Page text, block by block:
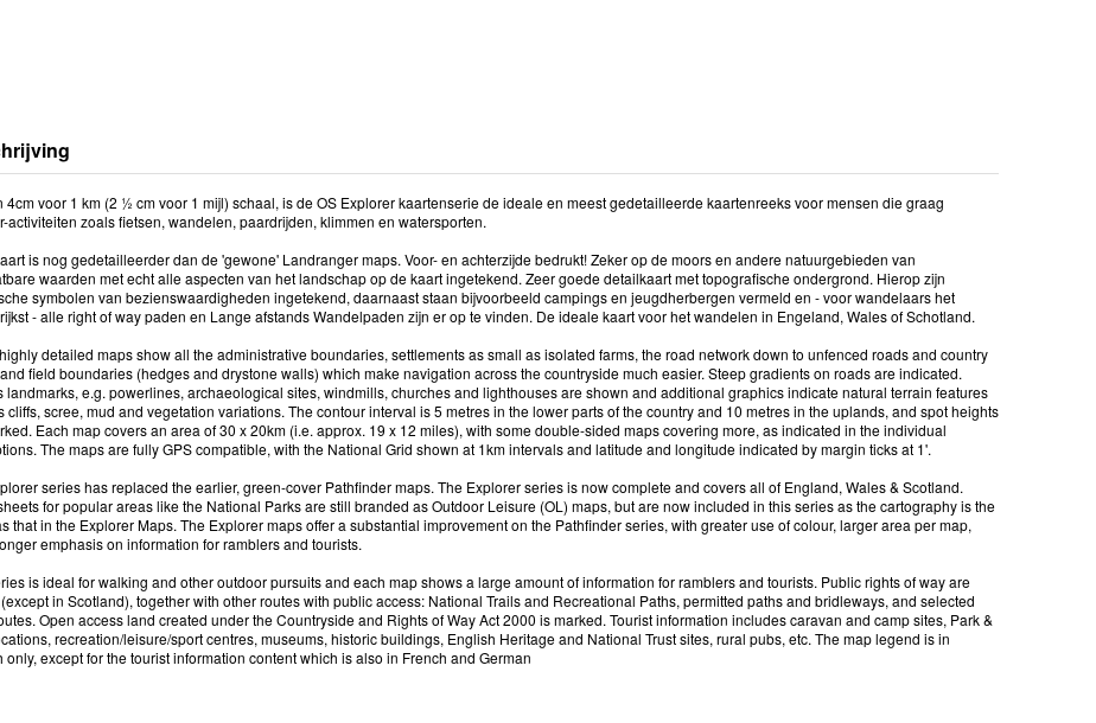
4cm voor 1 km (2 ½ cm voor 1 mijl) schaal, is de OS Explorer kaartenserie de ideale en meest gedetailleerde kaartenreeks voor mensen die graag
activiteiten zoals fietsen, wandelen, paardrijden, klimmen en watersporten.
is nog gedetailleerder dan de 'gewone' Landranger maps. Voor- en achterzijde bedrukt! Zeker op de moors en andere natuurgebieden van
waarden met echt alle aspecten van het landschap op de kaart ingetekend. Zeer goede detailkaart met topografische ondergrond. Hierop zijn
symbolen van bezienswaardigheden ingetekend, daarnaast staan bijvoorbeeld campings en jeugdherbergen vermeld en - voor wandelaars het
- alle right of way paden en Lange afstands Wandelpaden zijn er op te vinden. De ideale kaart voor het wandelen in Engeland, Wales of Schotland.
detailed maps show all the administrative boundaries, settlements as small as isolated farms, the road network down to unfenced roads and country
field boundaries (hedges and drystone walls) which make navigation across the countryside much easier. Steep gradients on roads are indicated.
landmarks, e.g. powerlines, archaeological sites, windmills, churches and lighthouses are shown and additional graphics indicate natural terrain features
cliffs, scree, mud and vegetation variations. The contour interval is 5 metres in the lower parts of the country and 10 metres in the uplands, and spot heights
Each map covers an area of 30 x 20km (i.e. approx. 19 x 12 miles), with some double-sided maps covering more, as indicated in the individual
The maps are fully GPS compatible, with the National Grid shown at 1km intervals and latitude and longitude indicated by margin ticks at 1'.
series has replaced the earlier, green-cover Pathfinder maps. The Explorer series is now complete and covers all of England, Wales & Scotland.
for popular areas like the National Parks are still branded as Outdoor Leisure (OL) maps, but are now included in this series as the cartography is the
that in the Explorer Maps. The Explorer maps offer a substantial improvement on the Pathfinder series, with greater use of colour, larger area per map,
emphasis on information for ramblers and tourists.
is ideal for walking and other outdoor pursuits and each map shows a large amount of information for ramblers and tourists. Public rights of way are
in Scotland), together with other routes with public access: National Trails and Recreational Paths, permitted paths and bridleways, and selected
Open access land created under the Countryside and Rights of Way Act 2000 is marked. Tourist information includes caravan and camp sites, Park &
recreation/leisure/sport centres, museums, historic buildings, English Heritage and National Trust sites, rural pubs, etc. The map legend is in
only, except for the tourist information content which is also in French and German